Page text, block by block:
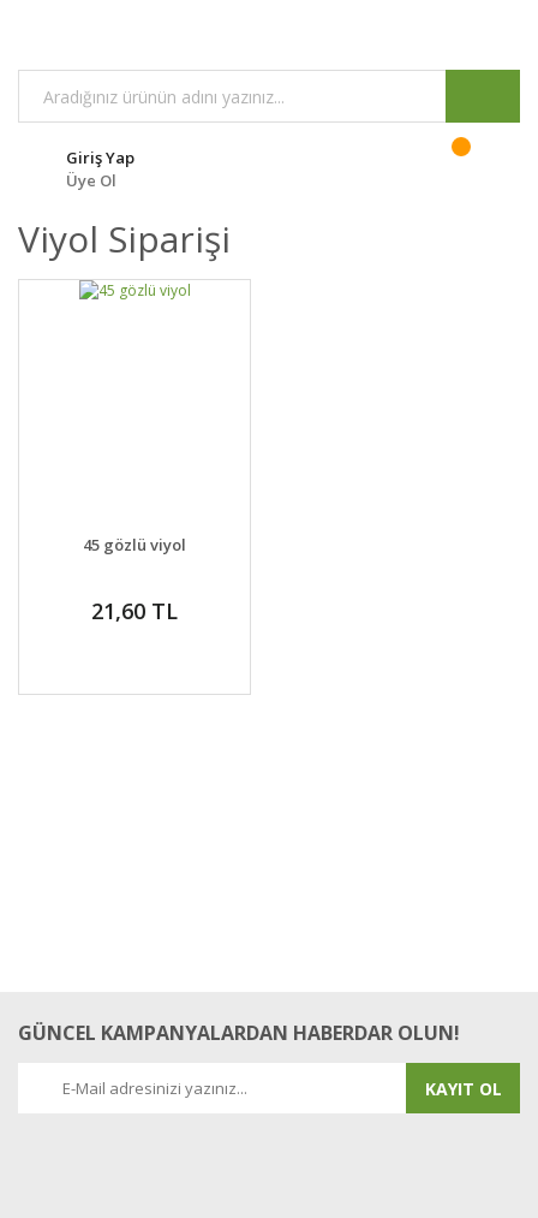
Giriş Yap
Üye Ol
Viyol Siparişi
DETAYLAR SEPETE EKLE
45 gözlü viyol
21,60 TL
GÜNCEL KAMPANYALARDAN HABERDAR OLUN!
KAYIT OL